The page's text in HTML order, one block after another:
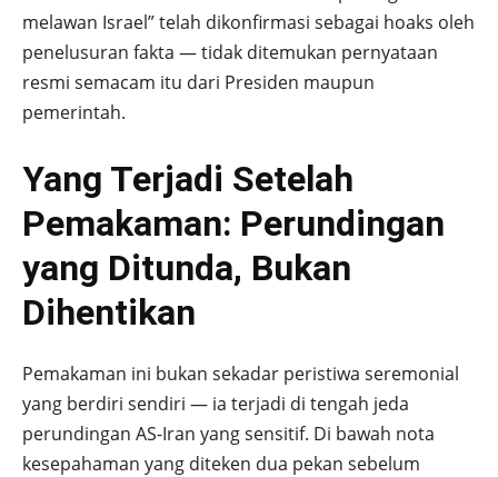
melawan Israel” telah dikonfirmasi sebagai hoaks oleh
penelusuran fakta — tidak ditemukan pernyataan
resmi semacam itu dari Presiden maupun
pemerintah.
Yang Terjadi Setelah
Pemakaman: Perundingan
yang Ditunda, Bukan
Dihentikan
Pemakaman ini bukan sekadar peristiwa seremonial
yang berdiri sendiri — ia terjadi di tengah jeda
perundingan AS-Iran yang sensitif. Di bawah nota
kesepahaman yang diteken dua pekan sebelum